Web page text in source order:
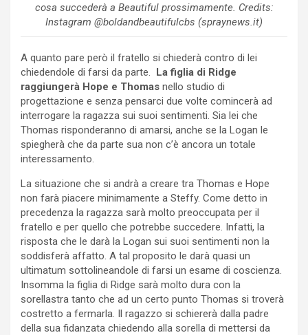
cosa succederà a Beautiful prossimamente. Credits:
Instagram @boldandbeautifulcbs (spraynews.it)
A quanto pare però il fratello si chiederà contro di lei
chiedendole di farsi da parte. La figlia di Ridge
raggiungerà Hope e Thomas nello studio di
progettazione e senza pensarci due volte comincerà ad
interrogare la ragazza sui suoi sentimenti. Sia lei che
Thomas risponderanno di amarsi, anche se la Logan le
spiegherà che da parte sua non c’è ancora un totale
interessamento.
La situazione che si andrà a creare tra Thomas e Hope
non farà piacere minimamente a Steffy. Come detto in
precedenza la ragazza sarà molto preoccupata per il
fratello e per quello che potrebbe succedere. Infatti, la
risposta che le darà la Logan sui suoi sentimenti non la
soddisferà affatto. A tal proposito le darà quasi un
ultimatum sottolineandole di farsi un esame di coscienza.
Insomma la figlia di Ridge sarà molto dura con la
sorellastra tanto che ad un certo punto Thomas si troverà
costretto a fermarla. Il ragazzo si schiererà dalla padre
della sua fidanzata chiedendo alla sorella di mettersi da